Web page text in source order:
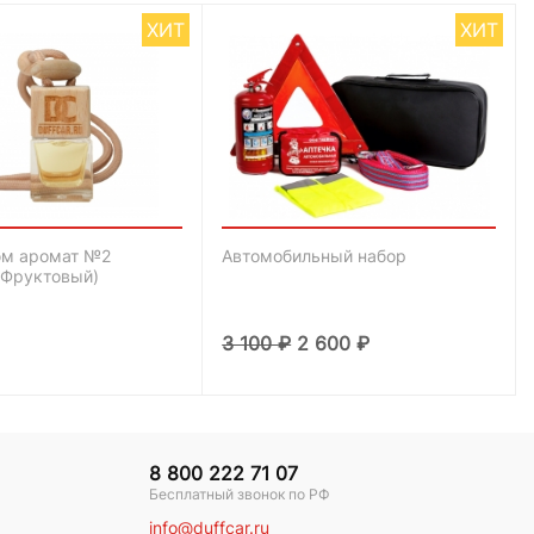
ХИТ
аромат №2
ХИТ
Автомобильный набор
3 100₽ 2 600₽
8 800 222 71 07
Бесплатный звонок по РФ
info@duffcar.ru